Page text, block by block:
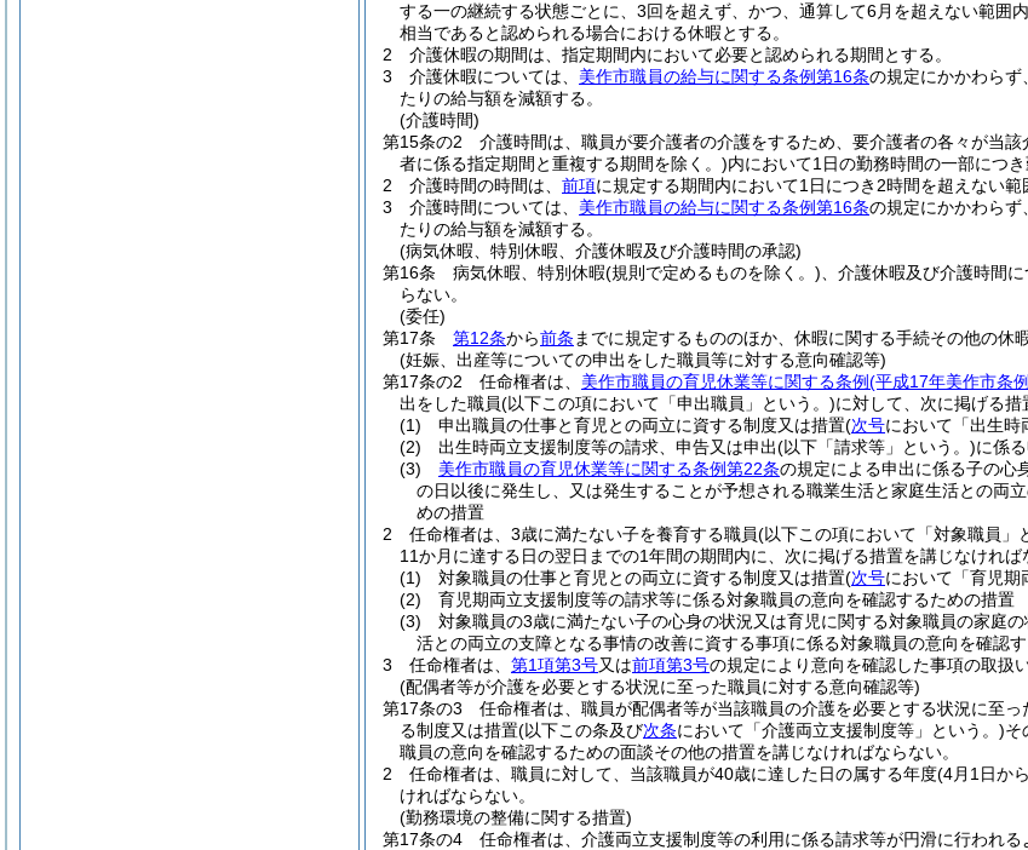
する一の継続する状態ごとに、3回を超えず、かつ、通算して6月を超えない範囲
相当であると認められる場合における休暇とする。
2
介護休暇の期間は、指定期間内において必要と認められる期間とする。
3
介護休暇については、 美作市職員の給与に関する条例第16条の規定にかかわらず
たりの給与額を減額する。
(介護時間)
第15条の2
介護時間は、職員が要介護者の介護をするため、要介護者の各々が当
者に係る指定期間と重複する期間を除く。)内において1日の勤務時間の一部につ
2
介護時間の時間は、 前項に規定する期間内において1日につき2時間を超えない範
3
介護時間については、 美作市職員の給与に関する条例第16条の規定にかかわらず
たりの給与額を減額する。
(病気休暇、特別休暇、介護休暇及び介護時間の承認)
第16条
病気休暇、特別休暇(規則で定めるものを除く。) 、介護休暇及び介護時間
らない。
(委任)
第17条
第12条から前条 までに規定するもののほか、休暇に関する手続その他の休
(妊娠、出産等についての申出をした職員等に対する意向確認等)
第17条の2
任命権者は、 美作市職員の育児休業等に関する条例(平成17年美作市条
出をした職員(以下この項において「申出職員」という。)に対して、次に掲げる措
(1)
申出職員の仕事と育児との両立に資する制度又は措置(次号において「出生時
(2)
出生時両立支援制度等の請求、申告又は申出(以下「請求等」という。)に係
(3)
美作市職員の育児休業等に関する条例第22条の規定による申出に係る子の心
の日以後に発生し、又は発生することが予想される職業生活と家庭生活との両
めの措置
2
任命権者は、3歳に満たない子を養育する職員(以下この項において「対象職員」
11か月に達する日の翌日までの1年間の期間内に、次に掲げる措置を講じなければ
(1)
対象職員の仕事と育児との両立に資する制度又は措置(次号において「育児期
(2)
育児期両立支援制度等の請求等に係る対象職員の意向を確認するための措置
(3)
対象職員の3歳に満たない子の心身の状況又は育児に関する対象職員の家庭
活との両立の支障となる事情の改善に資する事項に係る対象職員の意向を確認
3
任命権者は、 第1項第3号又は前項第3号の規定により意向を確認した事項の取扱
(配偶者等が介護を必要とする状況に至った職員に対する意向確認等)
第17条の3
任命権者は、職員が配偶者等が当該職員の介護を必要とする状況に至
る制度又は措置(以下この条及び次条において「介護両立支援制度等」という。)そ
職員の意向を確認するための面談その他の措置を講じなければならない。
2
任命権者は、職員に対して、当該職員が40歳に達した日の属する年度(4月1日か
ければならない。
(勤務環境の整備に関する措置)
第17条の4
任命権者は、介護両立支援制度等の利用に係る請求等が円滑に行われ